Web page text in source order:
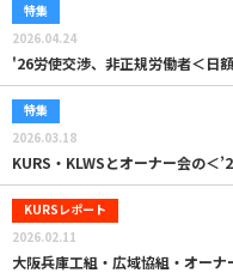
特集
2026.04.24
'26労使交渉、非正規労働者＜日
特集
2026.03.18
KURS・KLWSとオーナー会の＜
KURSレポート
2026.02.11
大阪兵庫工組・広域協組・オー